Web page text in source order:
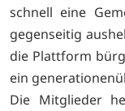
schnell eine
gegenseitig
die Plattform
ein
Die Mitglieder